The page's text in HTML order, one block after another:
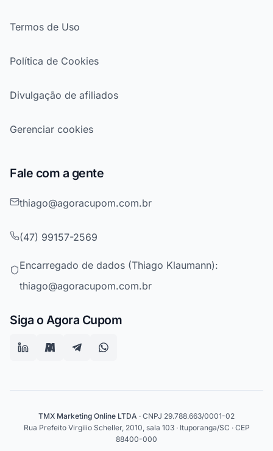
Termos de Uso
Política de Cookies
Divulgação de afiliados
Gerenciar cookies
Fale com a gente
thiago@agoracupom.com.br
(47) 99157-2569
Encarregado de dados (Thiago Klaumann):
thiago@agoracupom.com.br
Siga o Agora Cupom
TMX Marketing Online LTDA · CNPJ 29.788.663/0001-02
Rua Prefeito Virgilio Scheller, 2010, sala 103 · Ituporanga/SC · CEP
88400-000